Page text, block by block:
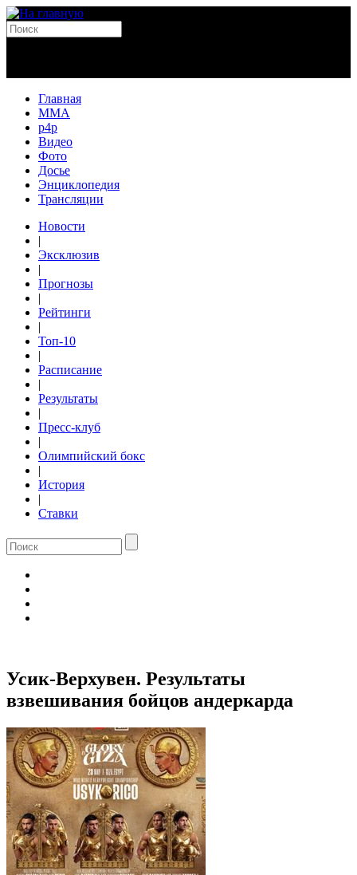
Главная
MMA
p4p
Видео
Фото
Досье
Энциклопедия
Трансляции
Новости
|
Эксклюзив
|
Прогнозы
|
Рейтинги
|
Топ-10
|
Расписание
|
Результаты
|
Пресс-клуб
|
Олимпийский бокс
|
История
|
Ставки
Усик-Верхувен. Результаты
взвешивания бойцов андеркарда